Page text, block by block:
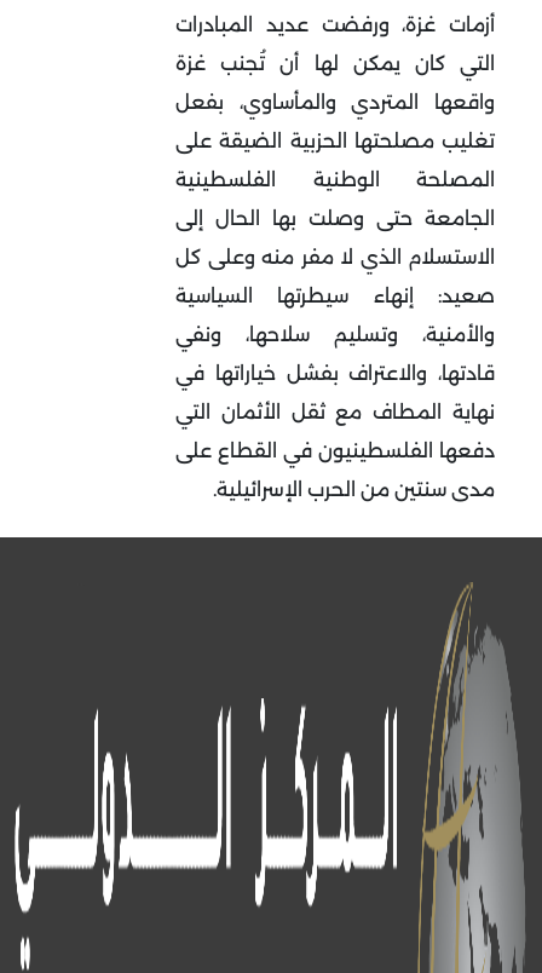
أزمات غزة، ورفضت عديد المبادرات
التي كان يمكن لها أن تُجنب غزة
واقعها المتردي والمأساوي، بفعل
تغليب مصلحتها الحزبية الضيقة على
المصلحة الوطنية الفلسطينية
الجامعة حتى وصلت بها الحال إلى
الاستسلام الذي لا مفر منه وعلى كل
صعيد: إنهاء سيطرتها السياسية
والأمنية، وتسليم سلاحها، ونفي
قادتها، والاعتراف بفشل خياراتها في
نهاية المطاف مع ثقل الأثمان التي
دفعها الفلسطينيون في القطاع على
مدى سنتين من الحرب الإسرائيلية.